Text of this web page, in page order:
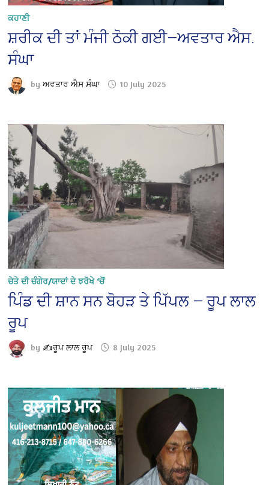
ਕਹਾਣੀ
ਸ਼ਰੀਕ ਦੀ ਤਾਂ ਮੰਜੀ ਠੋਕੀ ਗਈ—ਅਵਤਾਰ ਐਸ.
ਸੰਘਾ
byਅਵਤਾਰ ਐਸ ਸੰਘਾ 10 July 2025
ਚੇਤੇ ਦੀ ਚੰਗੇਰ/ਯਾਦਾਂ ਦੇ ਝਰੋਖੇ ‘ਚੋਂ
ਪਿੰਡ ਦੀ ਸ਼ਾਨ ਸਨ ਬੋਹੜ ਤੇ ਪਿੱਪਲ — ਰੂਪ ਲਾਲ
ਰੂਪ
by ✍️ਰੂਪ ਲਾਲ ਰੂਪ 8 July 2025